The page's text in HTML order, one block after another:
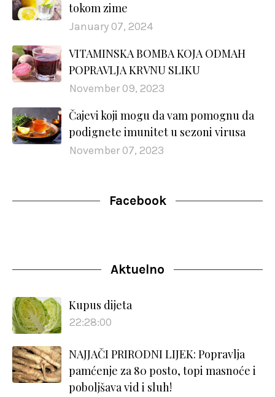
tokom zime
January 07, 2024
VITAMINSKA BOMBA KOJA ODMAH
POPRAVLJA KRVNU SLIKU
November 09, 2023
Čajevi koji mogu da vam pomognu da
podignete imunitet u sezoni virusa
November 07, 2023
Facebook
Aktuelno
Kupus dijeta
22:28:00
NAJJAČI PRIRODNI LIJEK: Popravlja
pamćenje za 80 posto, topi masnoće i
poboljšava vid i sluh!